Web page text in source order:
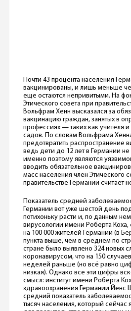
Почти 43 процента населения
вакцинированы, и лишь меньше
еще остаются непривитыми. На
Этического совета при
Вольфрам Хенн высказался за
вакцинацию граждан, занятых в
профессиях — таких как учителя и
садов. По словам Вольфрама
предотвратить распространение
ведь дети до 12 лет в Германии
именно поэтому являются
вводить обязательное
масс населения член Этического
правительстве Германии считает
Показатель средней
Германии вот уже шестой день
потихоньку расти и, по данным
вирусологии имени Роберта Коха,
на 100 000 жителей Германии (в
пункта выше, чем в среднем по
стране было выявлено 324 новых
коронавирусом, что на 150
неделей раньше (но всё равно
низкая). Однако все эти цифры
смысл: институт имени Роберта
здравоохранения Германии Йенс
средний показатель
тысяч населения, который сейчас